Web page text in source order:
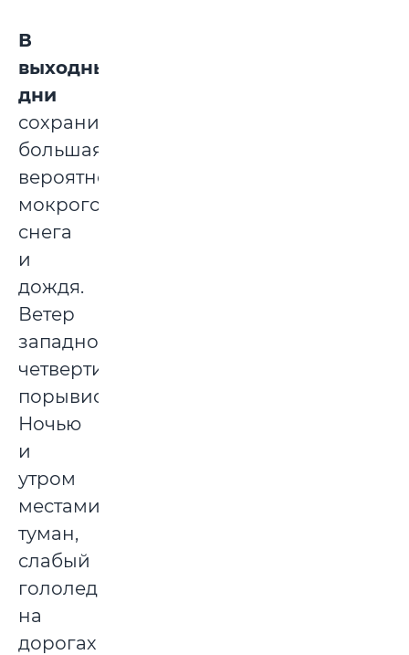
В
выходные
дни
сохранится
большая
вероятность
мокрого
снега
и
дождя.
Ветер
западной
четверти,
порывистый.
Ночью
и
утром
местами
туман,
слабый
гололед,
на
дорогах